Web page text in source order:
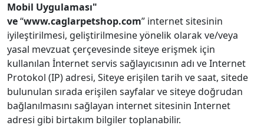
Mobil Uygulaması"
ve“www.caglarpetshop.com” internet sitesinin
iyileştirilmesi, geliştirilmesine yönelik olarak ve/veya
yasal mevzuat çerçevesinde siteye erişmek için
kullanılan İnternet servis sağlayıcısının adı ve Internet
Protokol (IP) adresi, Siteye erişilen tarih ve saat, sitede
bulunulan sırada erişilen sayfalar ve siteye doğrudan
bağlanılmasını sağlayan internet sitesinin Internet
adresi gibi birtakım bilgiler toplanabilir.